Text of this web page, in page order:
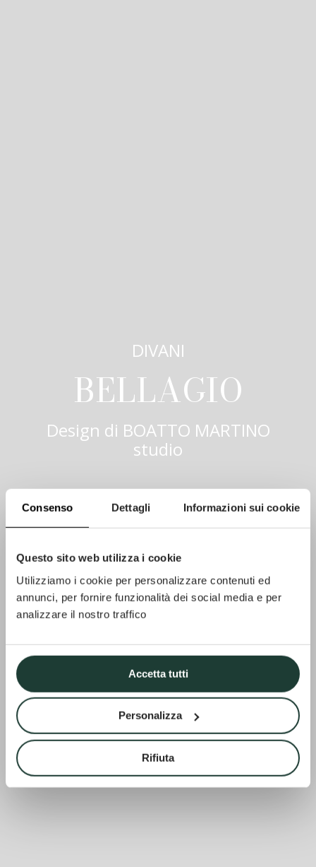
Consenso Dettagli Informazioni sui cookie
Questo sito web utilizza i cookie
Utilizziamo i cookie per personalizzare contenuti ed
annunci, per fornire funzionalità dei social media e per
analizzare il nostro traffico
Accetta tutti
Personalizza
Rifiuta
DIVANI
BELLAGIO
Design di BOATTO MARTINO
studio